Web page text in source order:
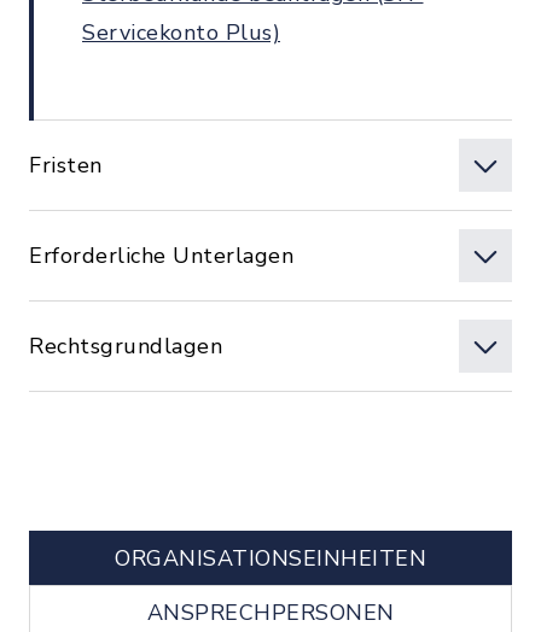
Servicekonto Plus)
Fristen
Erforderliche Unterlagen
Rechtsgrundlagen
ORGANISATIONS­EINHEITEN
ANSPRECHPERSONEN